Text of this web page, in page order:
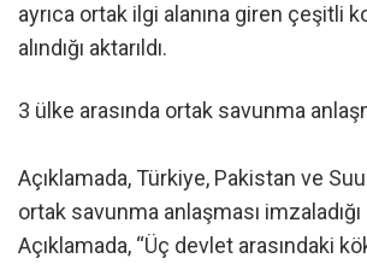
ayrıca ortak ilgi alanına giren çeşitli
alındığı aktarıldı.
3 ülke arasında ortak savunma
Açıklamada, Türkiye, Pakistan ve
ortak savunma anlaşması
Açıklamada, “Üç devlet arasındaki